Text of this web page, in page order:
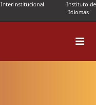
Interinstitucional
Instituto de
Idiomas